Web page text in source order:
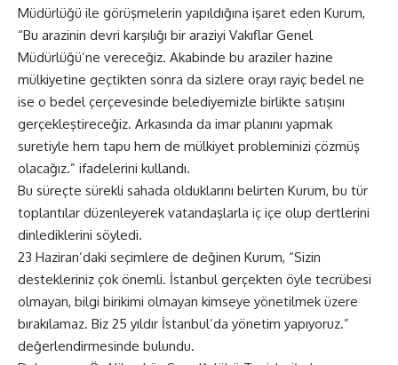
Müdürlüğü ile görüşmelerin yapıldığına işaret eden Kurum,
“Bu arazinin devri karşılığı bir araziyi Vakıflar Genel
Müdürlüğü’ne vereceğiz. Akabinde bu araziler hazine
mülkiyetine geçtikten sonra da sizlere orayı rayiç bedel ne
ise o bedel çerçevesinde belediyemizle birlikte satışını
gerçekleştireceğiz. Arkasında da imar planını yapmak
suretiyle hem tapu hem de mülkiyet probleminizi çözmüş
olacağız.” ifadelerini kullandı.
Bu süreçte sürekli sahada olduklarını belirten Kurum, bu tür
toplantılar düzenleyerek vatandaşlarla iç içe olup dertlerini
dinlediklerini söyledi.
23 Haziran’daki seçimlere de değinen Kurum, “Sizin
destekleriniz çok önemli. İstanbul gerçekten öyle tecrübesi
olmayan, bilgi birikimi olmayan kimseye yönetilmek üzere
bırakılamaz. Biz 25 yıldır İstanbul’da yönetim yapıyoruz.”
değerlendirmesinde bulundu.